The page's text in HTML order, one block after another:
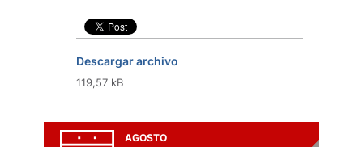
Descargar archivo
119,57 kB
AGOSTO